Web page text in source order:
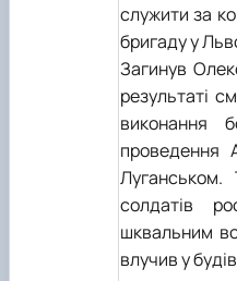
служити за
бригаду у
Загинув
результаті
виконання
проведення
Луганськом.
солдатів
шквальним
влучив у